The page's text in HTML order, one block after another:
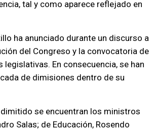
tal y como aparece reflejado en
ha anunciado durante un discurso a
del Congreso y la convocatoria de
legislativas. En consecuencia, se han
de dimisiones dentro de su
dimitido se encuentran los ministros
Salas; de Educación, Rosendo